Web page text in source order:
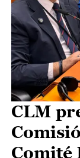
CLM
Comité